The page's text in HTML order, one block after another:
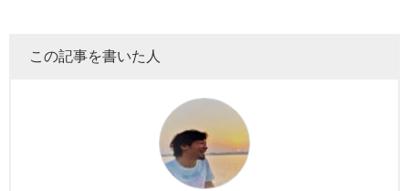
この記事を書いた人